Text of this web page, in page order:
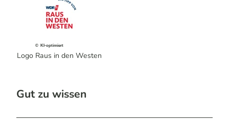
© KI-optimiert
Logo Raus in den Westen
Gut zu wissen